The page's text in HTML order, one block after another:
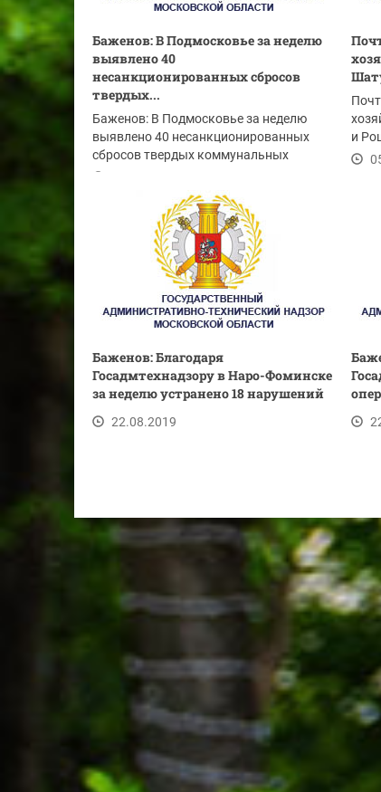
Баженов: В Подмосковье за неделю
выявлено 40
несанкционированных сбросов
твердых...
Баженов: В Подмосковье за неделю
выявлено 40 несанкционированных
сбросов твердых коммунальных
отходов
и
Баженов: Благодаря
Госадмтехнадзору в Наро-Фоминске
за неделю устранено 18 нарушений
22.08.2019